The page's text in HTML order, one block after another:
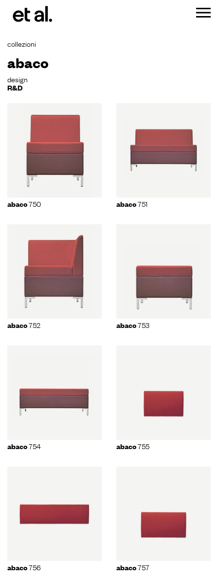
collezioni
abaco
design
R&D
abaco750 abaco751
abaco752 abaco753
abaco754 abaco755
abaco756 abaco757